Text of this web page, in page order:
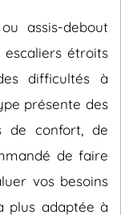
ou assis-debout
étroits
difficultés à
présente des
de confort, de
de faire
vos besoins
plus adaptée à